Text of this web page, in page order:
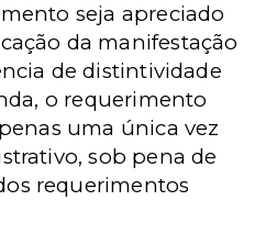
seja apreciado
da manifestação
de distintividade
o requerimento
uma única vez
sob pena de
requerimentos